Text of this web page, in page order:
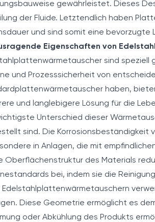
gewährleistet. Dieses
der Fluide. Letztendlich haben
und sind somit eine bevorzugte
Eigenschaften von
sind
und Prozesssicherheit von
haben,
und langlebigere Lösung für die
Unterschied dieser
sind. Die Korrosionsbeständigkeit
in Anlagen, die mit
Oberflächenstruktur des Materials
bei, indem sie die
Edelstahlplattenwärmetauschern
Diese Geometrie ermöglicht es
oder Abkühlung des Produkts